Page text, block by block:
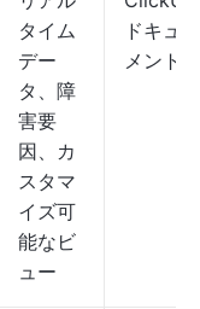
タイム
デー
タ、障
害要
因、カ
スタマ
イズ可
能なビ
ュー
ドキュ
メント